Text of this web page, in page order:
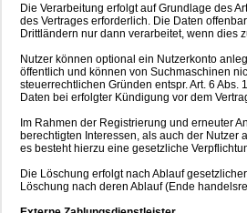
Die Verarbeitung erfolgt auf Grundlage des
des Vertrages erforderlich. Die Daten
Drittländern nur dann verarbeitet, wenn dies
Nutzer können optional ein Nutzerkonto
öffentlich und können von Suchmaschinen
steuerrechtlichen Gründen entspr. Art. 6
Daten bei erfolgter Kündigung vor dem
Im Rahmen der Registrierung und erneuter
berechtigten Interessen, als auch der Nutzer
es besteht hierzu eine gesetzliche
Die Löschung erfolgt nach Ablauf
Löschung nach deren Ablauf (Ende